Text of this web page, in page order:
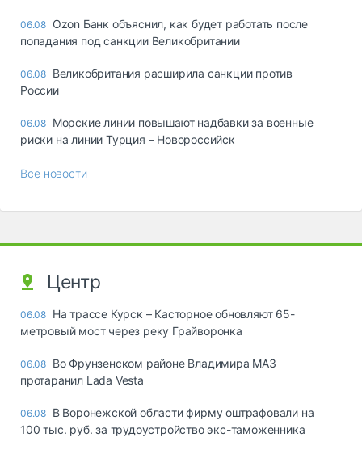
06.08 Ozon Банк объяснил, как будет работать после
попадания под санкции Великобритании
06.08 Великобритания расширила санкции против
России
06.08 Морские линии повышают надбавки за военные
риски на линии Турция – Новороссийск
Все новости
Центр
06.08 На трассе Курск – Касторное обновляют 65-
метровый мост через реку Грайворонка
06.08 Во Фрунзенском районе Владимира МАЗ
протаранил Lada Vesta
06.08 В Воронежской области фирму оштрафовали на
100 тыс. руб. за трудоустройство экс-таможенника